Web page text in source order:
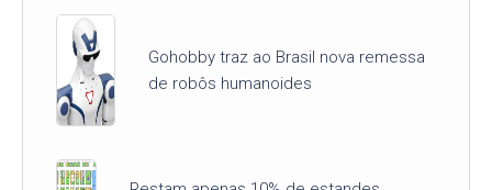
Gohobby traz ao Brasil nova remessa
de robôs humanoides